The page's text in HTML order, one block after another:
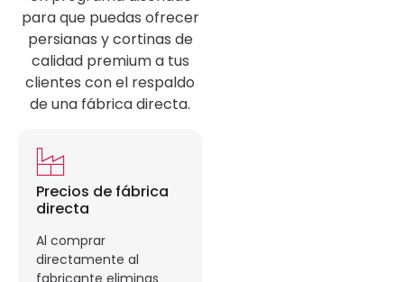
para que puedas ofrecer
persianas y cortinas de
calidad premium a tus
clientes con el respaldo
de una fábrica directa.
Precios de fábrica
directa
Al comprar
directamente al
fabricante eliminas